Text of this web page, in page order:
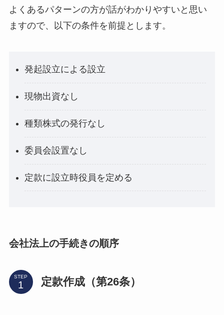
よくあるパターンの方が話がわかりやすいと思い
ますので、以下の条件を前提とします。
発起設立による設立
現物出資なし
種類株式の発行なし
委員会設置なし
定款に設立時役員を定める
会社法上の手続きの順序
STEP 定款作成（第26条）